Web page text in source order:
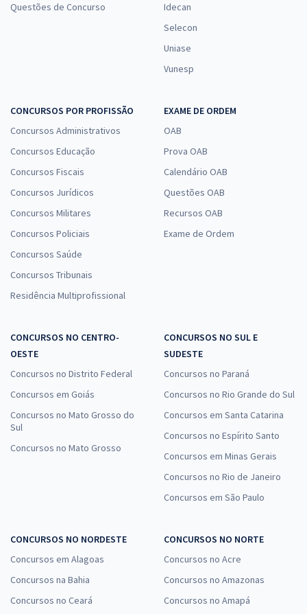
Questões de Concurso
Idecan
Selecon
Uniase
Vunesp
CONCURSOS POR PROFISSÃO
Concursos Administrativos
Concursos Educação
Concursos Fiscais
Concursos Jurídicos
Concursos Militares
Concursos Policiais
Concursos Saúde
Concursos Tribunais
Residência Multiprofissional
EXAME DE ORDEM
OAB
Prova OAB
Calendário OAB
Questões OAB
Recursos OAB
Exame de Ordem
CONCURSOS NO CENTRO-
OESTE
Concursos no Distrito Federal
Concursos em Goiás
Concursos no Mato Grosso do
Sul
Concursos no Mato Grosso
CONCURSOS NO SUL E
SUDESTE
Concursos no Paraná
Concursos no Rio Grande do Sul
Concursos em Santa Catarina
Concursos no Espírito Santo
Concursos em Minas Gerais
Concursos no Rio de Janeiro
Concursos em São Paulo
CONCURSOS NO NORDESTE
Concursos em Alagoas
Concursos na Bahia
Concursos no Ceará
CONCURSOS NO NORTE
Concursos no Acre
Concursos no Amazonas
Concursos no Amapá